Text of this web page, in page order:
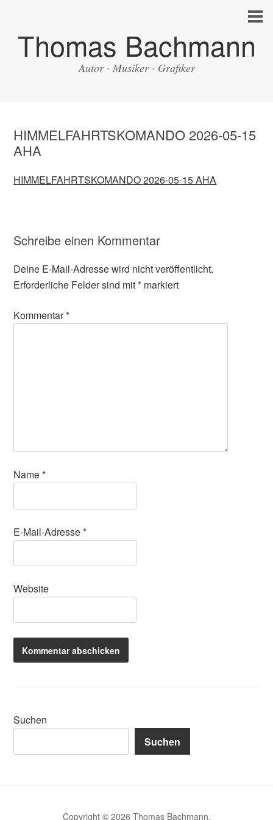
Thomas Bachmann
Autor · Musiker · Grafiker
HIMMELFAHRTSKOMANDO 2026-05-15
AHA
HIMMELFAHRTSKOMANDO 2026-05-15 AHA
Schreibe einen Kommentar
Deine E-Mail-Adresse wird nicht veröffentlicht.
Erforderliche Felder sind mit* markiert
Kommentar*
Name*
E-Mail-Adresse*
Website
Suchen
Suchen
Copyright © 2026 Thomas Bachmann.